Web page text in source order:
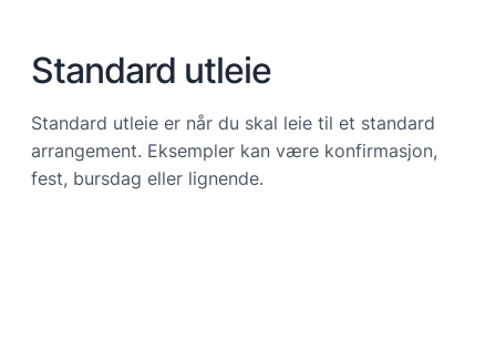
Standard utleie
Standard utleie er når du skal leie til et standard
arrangement. Eksempler kan være konfirmasjon,
fest, bursdag eller lignende.